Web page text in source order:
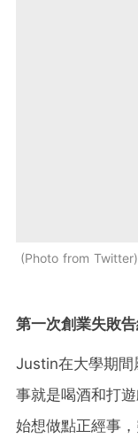
Photo from Twitter
第一次創業失敗
Justin在大學期間
事就是喝酒和打
始想做點正經事